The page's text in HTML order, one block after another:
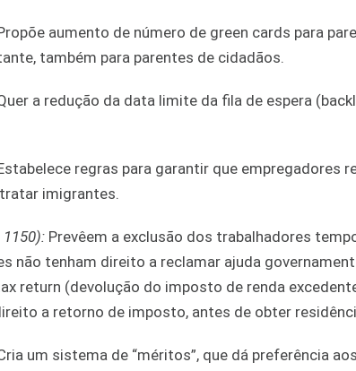
aumento de número de green cards para
também para parentes de cidadãos.
a redução da data limite da fila de espera
regras para garantir que empregadores
imigrantes.
1150): Prevêem a exclusão dos trabalhadores
não tenham direito a reclamar ajuda
return (devolução do imposto de renda
a retorno de imposto, antes de obter
um sistema de “méritos”, que dá preferência